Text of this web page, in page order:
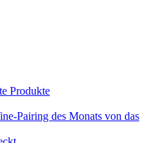
Produkte
Pairing des Monats von das